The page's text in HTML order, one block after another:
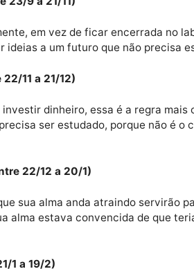
O mais importante,
9 a 22/10)
suas perspectivas de vida, e
das que normalmente
23/9 a 21/11)
a mente, em vez de ficar
ideias a um futuro que não
22/11 a 21/12)